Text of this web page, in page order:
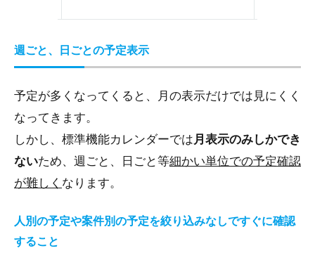
週ごと、日ごとの予定表示
予定が多くなってくると、月の表示だけでは見にくく
なってきます。
しかし、標準機能カレンダーでは 月表示のみしかでき
ないため、週ごと、日ごと等細かい単位での予定確認
が難しく なります。
人別の予定や案件別の予定を絞り込みなしですぐに確認
すること